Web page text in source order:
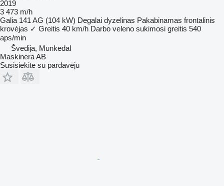
2019
3 473 m/h
Galia 141 AG (104 kW) Degalai dyzelinas Pakabinamas frontalinis
krovėjas ✓ Greitis 40 km/h Darbo veleno sukimosi greitis 540
aps/min
Švedija, Munkedal
Maskinera AB
Susisiekite su pardavėju